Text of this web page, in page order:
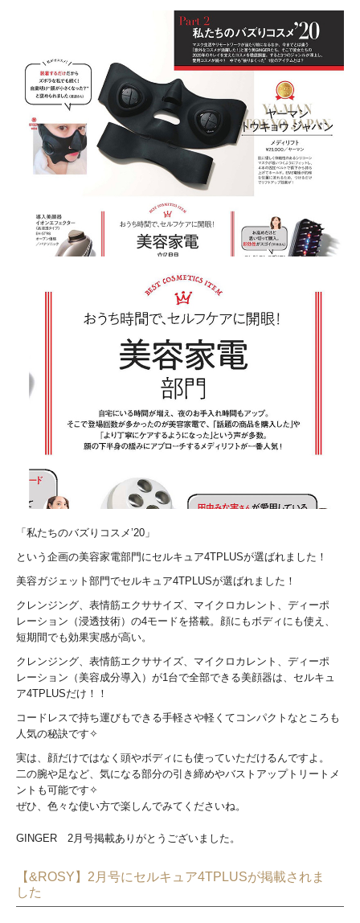
「私たちのバズりコスメ’20」
という企画の美容家電部門にセルキュア4TPLUSが選ばれました！
美容ガジェット部門でセルキュア4TPLUSが選ばれました！
クレンジング、表情筋エクササイズ、マイクロカレント、ディーポ
レーション（浸透技術）の4モードを搭載。顔にもボディにも使え、
短期間でも効果実感が高い。
クレンジング、表情筋エクササイズ、マイクロカレント、ディーポ
レーション（美容成分導入）が1台で全部できる美顔器は、セルキュ
ア4TPLUSだけ！！
コードレスで持ち運びもできる手軽さや軽くてコンパクトなところも
人気の秘訣です✧
実は、顔だけではなく頭やボディにも使っていただけるんですよ。
二の腕や足など、気になる部分の引き締めやバストアップトリートメ
ントも可能です✧
ぜひ、色々な使い方で楽しんでみてくださいね。
GINGER 2月号掲載ありがとうございました。
【&ROSY】2月号にセルキュア4TPLUSが掲載されま
した